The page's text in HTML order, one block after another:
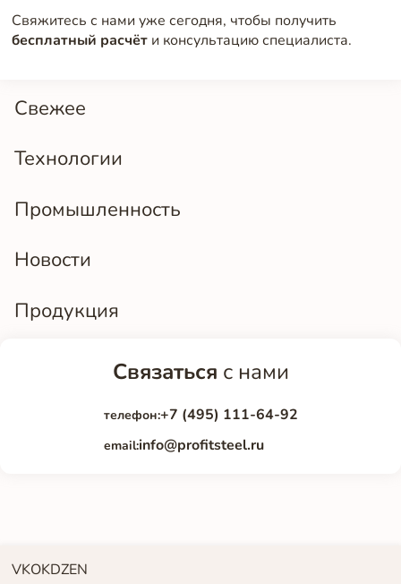
Свежее
Технологии
Промышленность
Новости
Продукция
Свяжитесь с нами уже сегодня, чтобы получить
бесплатный расчёти консультацию специалиста.
Связаться с нами
телефон:+7 (495) 111-64-92
email:info@profitsteel.ru
VKOKDZEN